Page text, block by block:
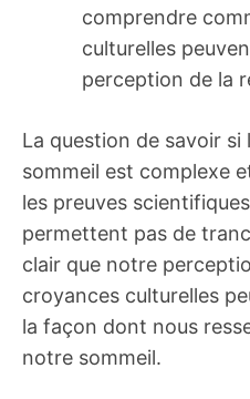
comprendre
culturelles
perception de la
La question de savoir
sommeil est complexe
les preuves
permettent pas de
clair que notre
croyances culturelles
la façon dont nous
notre sommeil.